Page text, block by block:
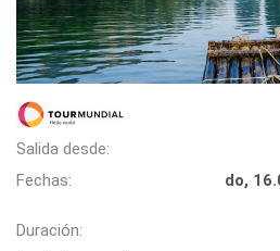
Salida desde:
Fechas:
do,
Duración: